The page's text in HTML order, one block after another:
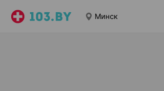
Минск